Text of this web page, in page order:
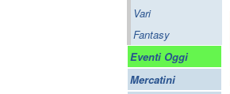
Vari
Fantasy
Eventi Oggi
Mercatini